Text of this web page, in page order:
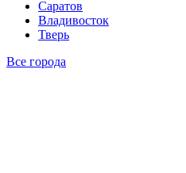
Саратов
Владивосток
Тверь
Все города